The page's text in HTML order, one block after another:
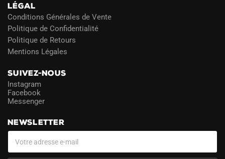
LÉGAL
Conditions Générales de Vente
Politique de Confidentialité
Politique de Retours
Mentions Légales
SUIVEZ-NOUS
Instagram
Facebook
Messenger
NEWSLETTER